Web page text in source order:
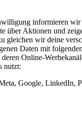
informieren wir
über Aktionen und
gleichen wir deine
Daten mit
Online-
nutzt:
Google, LinkedIn,